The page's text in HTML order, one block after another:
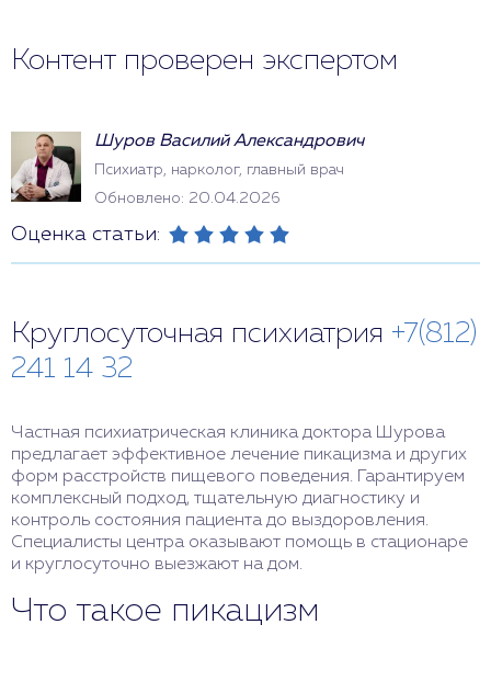
Контент проверен экспертом
Шуров Василий Александрович
Психиатр, нарколог, главный врач
Обновлено: 20.04.2026
Оценка статьи:
Круглосуточная психиатрия +7(812)
241 14 32
Частная психиатрическая клиника доктора Шурова
предлагает эффективное лечение пикацизма и других
форм расстройств пищевого поведения. Гарантируем
комплексный подход, тщательную диагностику и
контроль состояния пациента до выздоровления.
Специалисты центра оказывают помощь в стационаре
и круглосуточно выезжают на дом.
Что такое пикацизм